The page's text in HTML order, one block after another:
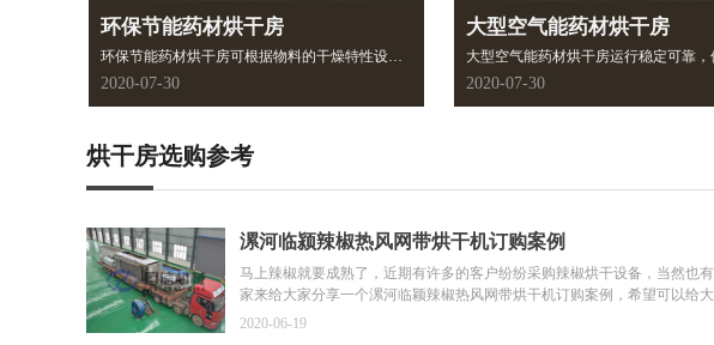
环保节能药材烘干房
环保节能药材烘干房可根据物料的干燥特性设计
成不同的热风循环干燥形式，是热风循环烘箱的
理的优势。设备结构紧凑，占地面积小，操作简
单，维护方便、运行稳定，适用于大规模生产干
燥速率较低的难干燥物料，适合各种物料的烘干
2020-07-30
大型空气能药材烘干房
大型空气能药材烘干房运行稳定可靠，
长。可根据客户的烘干量任意匹配相应
2020-07-30
烘干房选购参考
漯河临颍辣椒热风网带烘干机订购案例
马上辣椒就要成熟了，近期有许多的客户纷纷采购辣椒烘干设备，当然也
家来给大家分享一个漯河临颖辣椒热风网带烘干机订购案例，希望可以给大
2020-06-19